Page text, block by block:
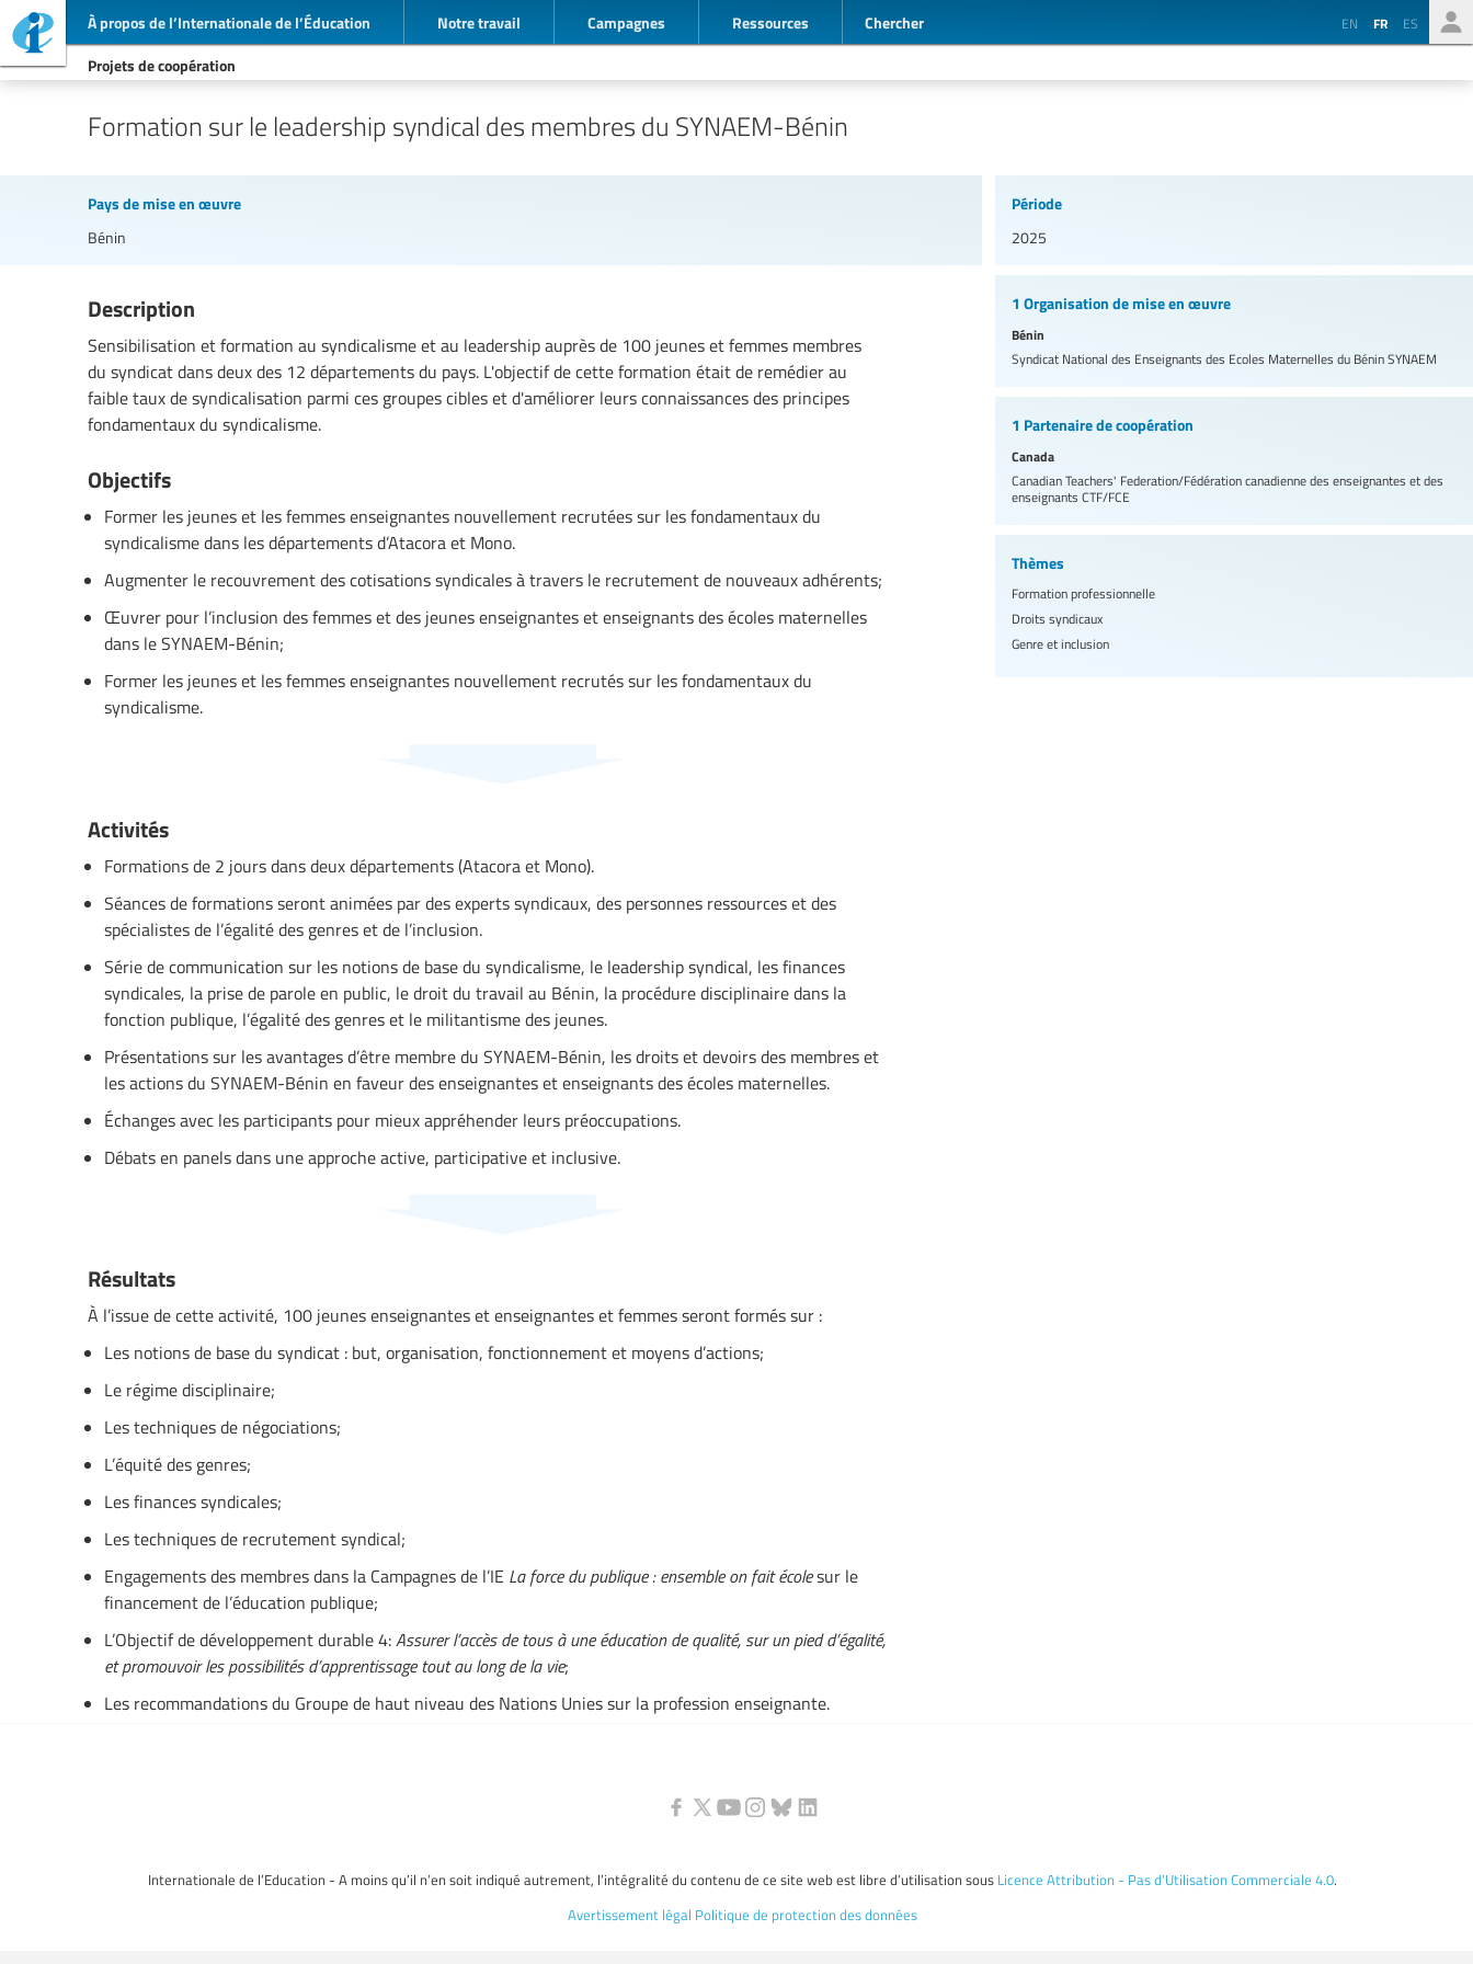
À propos de l’Internationale de l’Éducation Notre travail Campagnes Ressources Chercher EN FR ES
Projets de coopération
Formation sur le leadership syndical des membres du SYNAEM-Bénin
Pays de mise en œuvre
Bénin
Description
Sensibilisation et formation au syndicalisme et au leadership auprès de 100 jeunes et femmes membres
du syndicat dans deux des 12 départements du pays. L'objectif de cette formation était de remédier au
faible taux de syndicalisation parmi ces groupes cibles et d'améliorer leurs connaissances des principes
fondamentaux du syndicalisme.
Objectifs
Former les jeunes et les femmes enseignantes nouvellement recrutées sur les fondamentaux du
syndicalisme dans les départements d’Atacora et Mono.
Augmenter le recouvrement des cotisations syndicales à travers le recrutement de nouveaux adhérents;
Œuvrer pour l’inclusion des femmes et des jeunes enseignantes et enseignants des écoles maternelles
dans le SYNAEM-Bénin;
Former les jeunes et les femmes enseignantes nouvellement recrutés sur les fondamentaux du
syndicalisme.
Activités
Formations de 2 jours dans deux départements (Atacora et Mono).
Séances de formations seront animées par des experts syndicaux, des personnes ressources et des
spécialistes de l’égalité des genres et de l’inclusion.
Série de communication sur les notions de base du syndicalisme, le leadership syndical, les finances
syndicales, la prise de parole en public, le droit du travail au Bénin, la procédure disciplinaire dans la
fonction publique, l’égalité des genres et le militantisme des jeunes.
Présentations sur les avantages d’être membre du SYNAEM-Bénin, les droits et devoirs des membres et
les actions du SYNAEM-Bénin en faveur des enseignantes et enseignants des écoles maternelles.
Échanges avec les participants pour mieux appréhender leurs préoccupations.
Débats en panels dans une approche active, participative et inclusive.
Résultats
À l’issue de cette activité, 100 jeunes enseignantes et enseignantes et femmes seront formés sur :
Les notions de base du syndicat : but, organisation, fonctionnement et moyens d’actions;
Le régime disciplinaire;
Les techniques de négociations;
L’équité des genres;
Les finances syndicales;
Les techniques de recrutement syndical;
Engagements des membres dans la Campagnes de l’IE La force du publique : ensemble on fait écolesur le
financement de l’éducation publique;
L’Objectif de développement durable 4:Assurer l’accès de tous à une éducation de qualité, sur un pied d’égalité,
et promouvoir les possibilités d’apprentissage tout au long de la vie;
Les recommandations du Groupe de haut niveau des Nations Unies sur la profession enseignante.
Période
2025
1 Organisation de mise en œuvre
Bénin
Syndicat National des Enseignants des Ecoles Maternelles du BéninSYNAEM
1 Partenaire de coopération
Canada
Canadian Teachers' Federation/Fédération canadienne des enseignantes et des
enseignants CTF/FCE
Thèmes
Formation professionnelle
Droits syndicaux
Genre et inclusion
Internationale de l’Education - A moins qu’il n’en soit indiqué autrement, l’intégralité du contenu de ce site web est libre d’utilisation sous Licence Attribution - Pas d’Utilisation Commerciale 4.0.
Avertissement légal Politique de protection des données